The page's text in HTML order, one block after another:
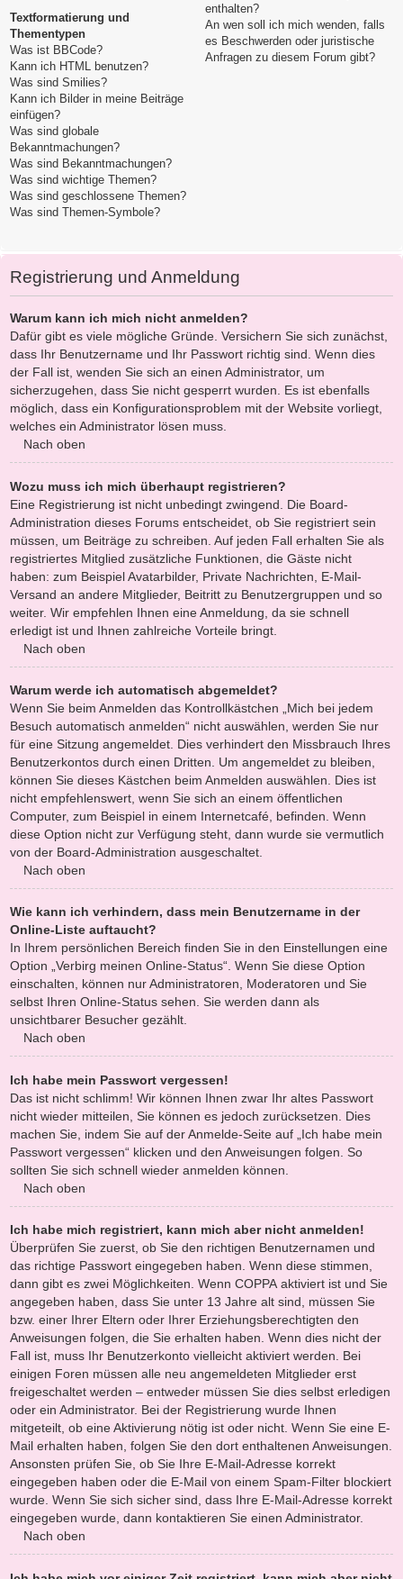
Textformatierung und
Thementypen
Was ist BBCode?
Kann ich HTML benutzen?
Was sind Smilies?
Kann ich Bilder in meine Beiträge
einfügen?
Was sind globale
Bekanntmachungen?
Was sind Bekanntmachungen?
Was sind wichtige Themen?
Was sind geschlossene Themen?
Was sind Themen-Symbole?
enthalten?
An wen soll ich mich wenden, falls
es Beschwerden oder juristische
Anfragen zu diesem Forum gibt?
Registrierung und Anmeldung
Warum kann ich mich nicht anmelden?
Dafür gibt es viele mögliche Gründe. Versichern Sie sich zunächst,
dass Ihr Benutzername und Ihr Passwort richtig sind. Wenn dies
der Fall ist, wenden Sie sich an einen Administrator, um
sicherzugehen, dass Sie nicht gesperrt wurden. Es ist ebenfalls
möglich, dass ein Konfigurationsproblem mit der Website vorliegt,
welches ein Administrator lösen muss.
Nach oben
Wozu muss ich mich überhaupt registrieren?
Eine Registrierung ist nicht unbedingt zwingend. Die Board-
Administration dieses Forums entscheidet, ob Sie registriert sein
müssen, um Beiträge zu schreiben. Auf jeden Fall erhalten Sie als
registriertes Mitglied zusätzliche Funktionen, die Gäste nicht
haben: zum Beispiel Avatarbilder, Private Nachrichten, E-Mail-
Versand an andere Mitglieder, Beitritt zu Benutzergruppen und so
weiter. Wir empfehlen Ihnen eine Anmeldung, da sie schnell
erledigt ist und Ihnen zahlreiche Vorteile bringt.
Nach oben
Warum werde ich automatisch abgemeldet?
Wenn Sie beim Anmelden das Kontrollkästchen „Mich bei jedem
Besuch automatisch anmelden“ nicht auswählen, werden Sie nur
für eine Sitzung angemeldet. Dies verhindert den Missbrauch Ihres
Benutzerkontos durch einen Dritten. Um angemeldet zu bleiben,
können Sie dieses Kästchen beim Anmelden auswählen. Dies ist
nicht empfehlenswert, wenn Sie sich an einem öffentlichen
Computer, zum Beispiel in einem Internetcafé, befinden. Wenn
diese Option nicht zur Verfügung steht, dann wurde sie vermutlich
von der Board-Administration ausgeschaltet.
Nach oben
Wie kann ich verhindern, dass mein Benutzername in der
Online-Liste auftaucht?
In Ihrem persönlichen Bereich finden Sie in den Einstellungen eine
Option „Verbirg meinen Online-Status“. Wenn Sie diese Option
einschalten, können nur Administratoren, Moderatoren und Sie
selbst Ihren Online-Status sehen. Sie werden dann als
unsichtbarer Besucher gezählt.
Nach oben
Ich habe mein Passwort vergessen!
Das ist nicht schlimm! Wir können Ihnen zwar Ihr altes Passwort
nicht wieder mitteilen, Sie können es jedoch zurücksetzen. Dies
machen Sie, indem Sie auf der Anmelde-Seite auf „Ich habe mein
Passwort vergessen“ klicken und den Anweisungen folgen. So
sollten Sie sich schnell wieder anmelden können.
Nach oben
Ich habe mich registriert, kann mich aber nicht anmelden!
Überprüfen Sie zuerst, ob Sie den richtigen Benutzernamen und
das richtige Passwort eingegeben haben. Wenn diese stimmen,
dann gibt es zwei Möglichkeiten. Wenn COPPAaktiviert ist und Sie
angegeben haben, dass Sie unter 13 Jahre alt sind, müssen Sie
bzw. einer Ihrer Eltern oder Ihrer Erziehungsberechtigten den
Anweisungen folgen, die Sie erhalten haben. Wenn dies nicht der
Fall ist, muss Ihr Benutzerkonto vielleicht aktiviert werden. Bei
einigen Foren müssen alle neu angemeldeten Mitglieder erst
freigeschaltet werden – entweder müssen Sie dies selbst erledigen
oder ein Administrator. Bei der Registrierung wurde Ihnen
mitgeteilt, ob eine Aktivierung nötig ist oder nicht. Wenn Sie eine E-
Mail erhalten haben, folgen Sie den dort enthaltenen Anweisungen.
Ansonsten prüfen Sie, ob Sie Ihre E-Mail-Adresse korrekt
eingegeben haben oder die E-Mail von einem Spam-Filter blockiert
wurde. Wenn Sie sich sicher sind, dass Ihre E-Mail-Adresse korrekt
eingegeben wurde, dann kontaktieren Sie einen Administrator.
Nach oben